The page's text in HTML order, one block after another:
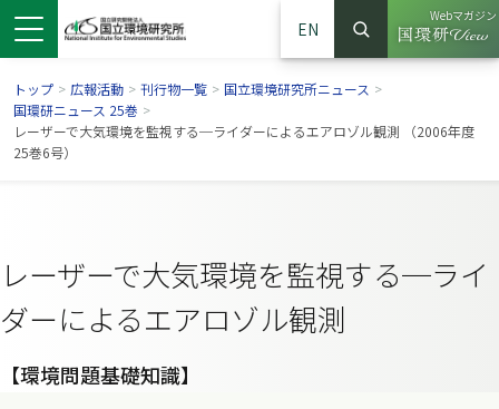
ドウで開きます）
ンドウで開きます）
ウインドウで開きます）
EN
サイト内検索
検索
Webマガジン
（別ウイ
トップ > 広報活動 > 刊行物一覧 > 国立環境研究所ニュース >
国環研ニュース 25巻 >
レーザーで大気環境を監視する─ライダーによるエアロゾル観測 （2006年度
25巻6号）
レーザーで大気環境を監視する─ライ
ダーによるエアロゾル観測
【環境問題基礎知識】